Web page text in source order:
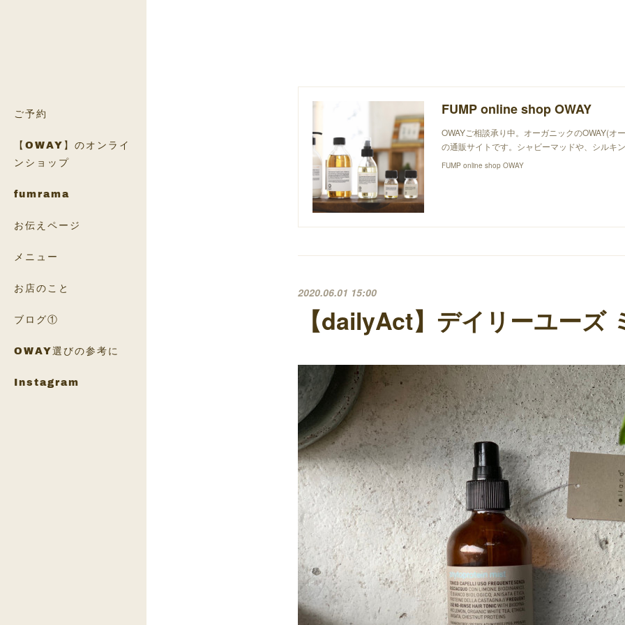
ご予約
【OWAY】のオンライ
ンショップ
fumrama
お伝えページ
メニュー
お店のこと
ブログ①
OWAY選びの参考に
Instagram
FUMP online shop OWAY
OWAYご相談承り中。オーガニックのOWAY(オ
の通販サイトです。シャビーマッドや、シルキ
FUMP online shop OWAY
2020.06.01 15:00
【dailyAct】デイリーユーズ